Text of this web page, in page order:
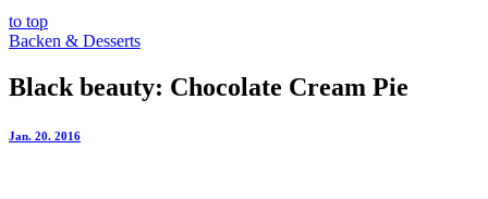
to top
Backen & Desserts
Black beauty: Chocolate Cream Pie
Jan. 20. 2016